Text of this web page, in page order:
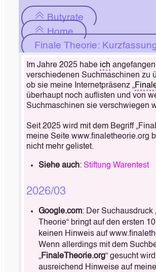
Butyrate
Home
Finale Theorie:
Im Jahre 2025 habe ich
verschiedenen Suchmaschinen zu
ob sie meine Internetpräsenz „
überhaupt noch auflisten und von
Suchmaschinen sie verschwiegen
Seit 2025 wird mit dem Begriff
meine Seite www.finaletheorie.org
nicht mehr gelistet.
Siehe auch: Stiftung Warentest
2026/03
Google.com: Der Suchausdruck
Theorie“ bringt auf den ersten
keinen Hinweis auf
Wenn allerdings mit dem
„FinaleTheorie.org“ gesucht
ausreichend Hinweise auf